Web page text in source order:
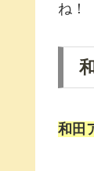
ね！
和田